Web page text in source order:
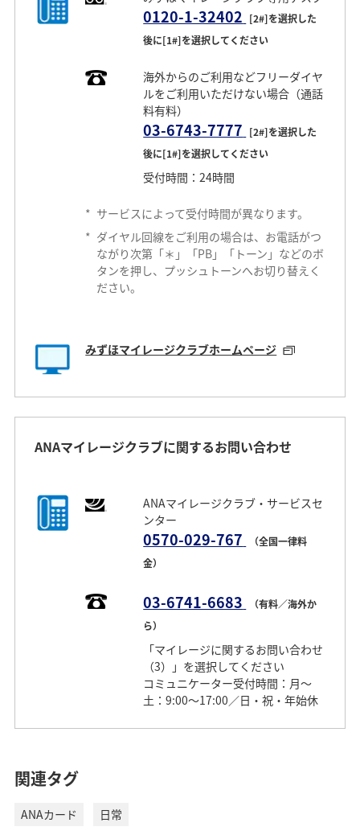
0120-1-32402 [2#]を選択した
後に[1#]を選択してください
海外からのご利用などフリーダイヤ
ルをご利用いただけない場合（通話
料有料）
03-6743-7777 [2#]を選択した
後に[1#]を選択してください
受付時間：24時間
* サービスによって受付時間が異なります。
* ダイヤル回線をご利用の場合は、お電話がつ
ながり次第「＊」「PB」「トーン」などのボ
タンを押し、プッシュトーンへお切り替えく
ださい。
みずほマイレージクラブホームページ
ANAマイレージクラブに関するお問い合わせ
ANAマイレージクラブ・サービスセ
ンター
0570-029-767
（全国一律料
金）
03-6741-6683
（有料／海外か
ら）
「マイレージに関するお問い合わせ
（3）」を選択してください
コミュニケーター受付時間：月～
土：9:00～17:00／日・祝・年始休
関連タグ
ANAカード
日常